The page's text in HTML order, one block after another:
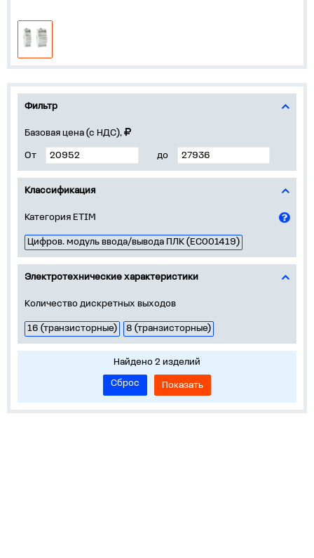
Фильтр
Базовая цена (с НДС),
От до
Классификация
Категория ETIM
Цифров. модуль ввода/вывода ПЛК (EC001419)
Электротехнические характеристики
Количество дискретных выходов
16 (транзисторные) 8 (транзисторные)
Найдено 2 изделий
Сброс
Показать